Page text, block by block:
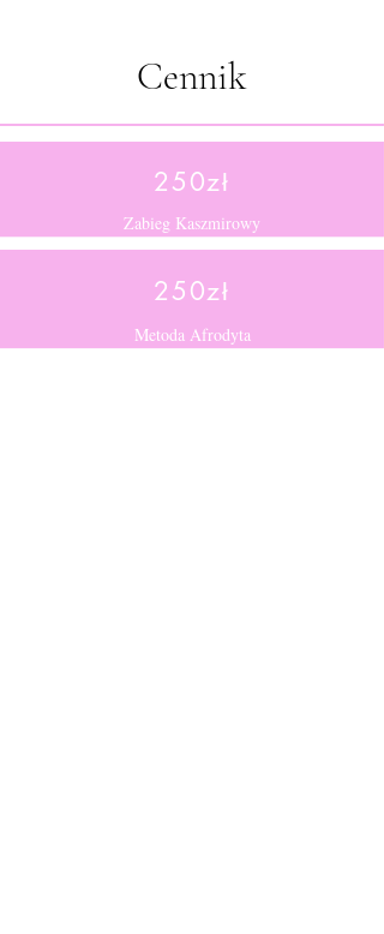
Cennik
250zł
Zabieg Kaszmirowy
250zł
Metoda Afrodyta